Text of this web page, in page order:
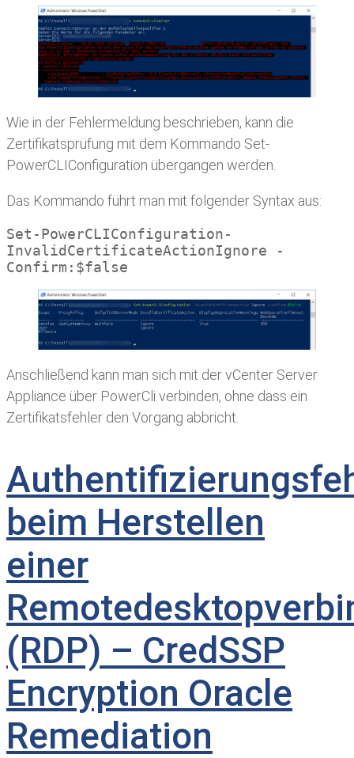
Wie in der Fehlermeldung beschrieben, kann die
Zertifikatsprüfung mit dem Kommando Set-
PowerCLIConfiguration übergangen werden.
Das Kommando führt man mit folgender Syntax aus:
Set-PowerCLIConfiguration-
InvalidCertificateActionIgnore -
Confirm:$false
Anschließend kann man sich mit der vCenter Server
Appliance über PowerCli verbinden, ohne dass ein
Zertifikatsfehler den Vorgang abbricht.
beim Herstellen
einer
(RDP) – CredSSP
Encryption Oracle
Remediation